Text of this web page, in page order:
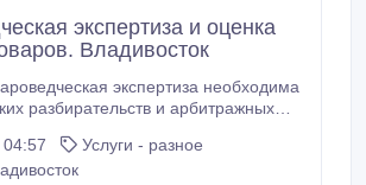
экспертиза и оценка
Владивосток
экспертиза необходима
разбирательств и арбитражных
базе и защитить права
лиц. Грамотно провести
Услуги - разное